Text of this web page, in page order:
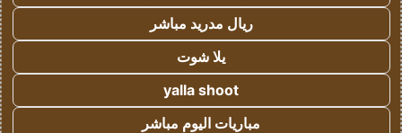
ريال مدريد مباشر
يلا شوت
yalla shoot
مباريات اليوم مباشر